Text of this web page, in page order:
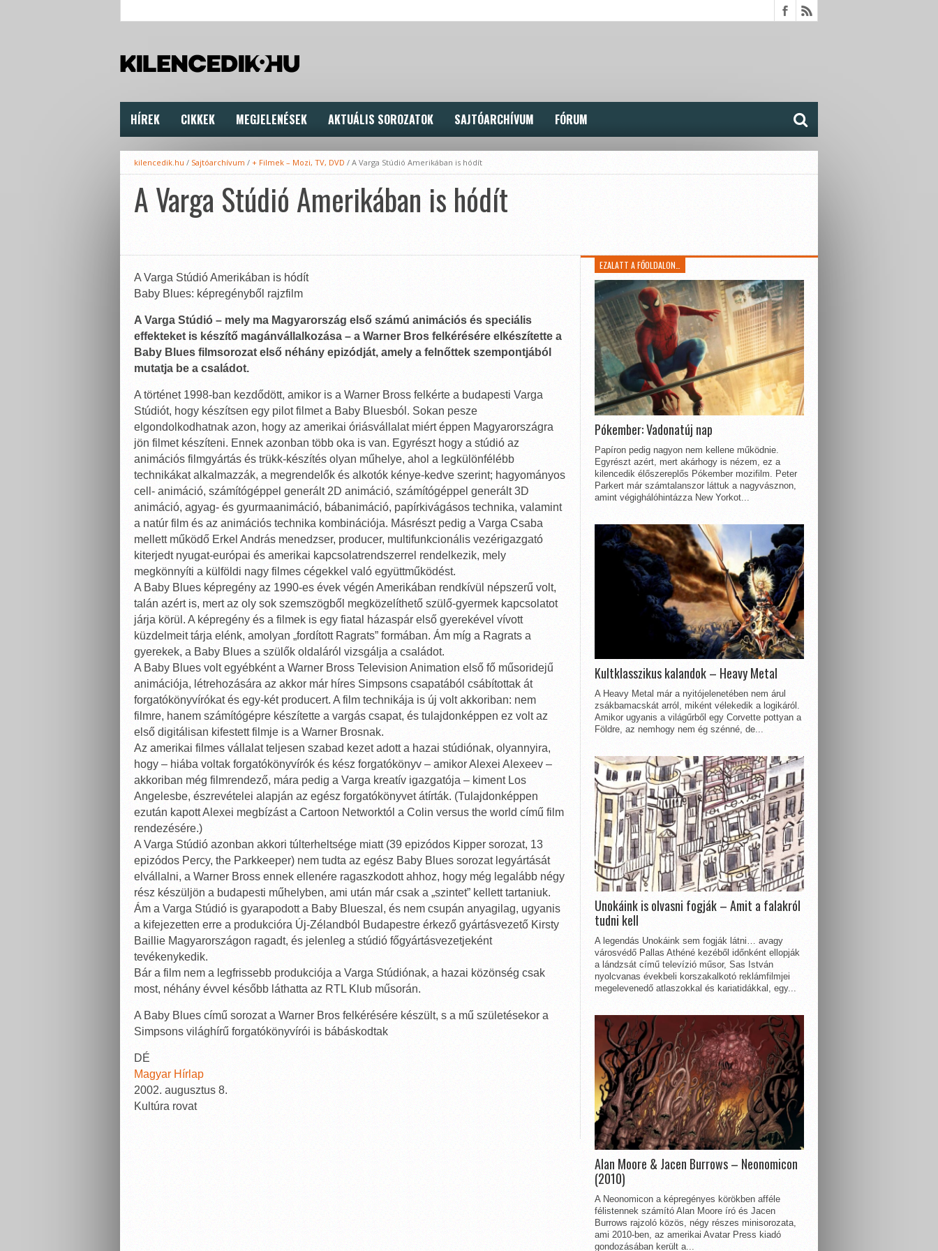
HÍREK CIKKEK MEGJELENÉSEK AKTUÁLIS SOROZATOK SAJTÓARCHÍVUM FÓRUM
kilencedik.hu / Sajtóarchívum / + Filmek – Mozi, TV, DVD / A Varga Stúdió Amerikában is hódít
A Varga Stúdió Amerikában is hódít
A Varga Stúdió Amerikában is hódít
Baby Blues: képregényből rajzfilm
A Varga Stúdió – mely ma Magyarország első számú animációs és speciális
effekteket is készítő magánvállalkozása – a Warner Bros felkérésére elkészítette a
Baby Blues filmsorozat első néhány epizódját, amely a felnőttek szempontjából
mutatja be a családot.
A történet 1998-ban kezdődött, amikor is a Warner Bross felkérte a budapesti Varga
Stúdiót, hogy készítsen egy pilot filmet a Baby Bluesból. Sokan pesze
elgondolkodhatnak azon, hogy az amerikai óriásvállalat miért éppen Magyarországra
jön filmet készíteni. Ennek azonban több oka is van. Egyrészt hogy a stúdió az
animációs filmgyártás és trükk-készítés olyan műhelye, ahol a legkülönfélébb
technikákat alkalmazzák, a megrendelők és alkotók kénye-kedve szerint; hagyományos
cell- animáció, számítógéppel generált 2D animáció, számítógéppel generált 3D
animáció, agyag- és gyurmaanimáció, bábanimáció, papírkivágásos technika, valamint
a natúr film és az animációs technika kombinációja. Másrészt pedig a Varga Csaba
mellett működő Erkel András menedzser, producer, multifunkcionális vezérigazgató
kiterjedt nyugat-európai és amerikai kapcsolatrendszerrel rendelkezik, mely
megkönnyíti a külföldi nagy filmes cégekkel való együttműködést.
A Baby Blues képregény az 1990-es évek végén Amerikában rendkívül népszerű volt,
talán azért is, mert az oly sok szemszögből megközelíthető szülő-gyermek kapcsolatot
járja körül. A képregény és a filmek is egy fiatal házaspár első gyerekével vívott
küzdelmeit tárja elénk, amolyan „fordított Ragrats” formában. Ám míg a Ragrats a
gyerekek, a Baby Blues a szülők oldaláról vizsgálja a családot.
A Baby Blues volt egyébként a Warner Bross Television Animation első fő műsoridejű
animációja, létrehozására az akkor már híres Simpsons csapatából csábítottak át
forgatókönyvírókat és egy-két producert. A film technikája is új volt akkoriban: nem
filmre, hanem számítógépre készítette a vargás csapat, és tulajdonképpen ez volt az
első digitálisan kifestett filmje is a Warner Brosnak.
Az amerikai filmes vállalat teljesen szabad kezet adott a hazai stúdiónak, olyannyira,
hogy – hiába voltak forgatókönyvírók és kész forgatókönyv – amikor Alexei Alexeev –
akkoriban még filmrendező, mára pedig a Varga kreatív igazgatója – kiment Los
Angelesbe, észrevételei alapján az egész forgatókönyvet átírták. (Tulajdonképpen
ezután kapott Alexei megbízást a Cartoon Networktól a Colin versus the world című film
rendezésére.)
A Varga Stúdió azonban akkori túlterheltsége miatt (39 epizódos Kipper sorozat, 13
epizódos Percy, the Parkkeeper) nem tudta az egész Baby Blues sorozat legyártását
elvállalni, a Warner Bross ennek ellenére ragaszkodott ahhoz, hogy még legalább négy
rész készüljön a budapesti műhelyben, ami után már csak a „szintet” kellett tartaniuk.
Ám a Varga Stúdió is gyarapodott a Baby Blueszal, és nem csupán anyagilag, ugyanis
a kifejezetten erre a produkcióra Új-Zélandból Budapestre érkező gyártásvezető Kirsty
Baillie Magyarországon ragadt, és jelenleg a stúdió főgyártásvezetjeként
tevékenykedik.
Bár a film nem a legfrissebb produkciója a Varga Stúdiónak, a hazai közönség csak
most, néhány évvel később láthatta az RTL Klub műsorán.
A Baby Blues című sorozat a Warner Bros felkérésére készült, s a mű születésekor a
Simpsons világhírű forgatókönyvírói is bábáskodtak
DÉ
Magyar Hírlap
2002. augusztus 8.
Kultúra rovat
EZALATT A FŐOLDALON…
Pókember: Vadonatúj nap
Papíron pedig nagyon nem kellene működnie.
Egyrészt azért, mert akárhogy is nézem, ez a
kilencedik élőszereplős Pókember mozifilm. Peter
Parkert már számtalanszor láttuk a nagyvásznon,
amint végighálóhintázza New Yorkot...
Kultklasszikus kalandok – Heavy Metal
A Heavy Metal már a nyitójelenetében nem árul
zsákbamacskát arról, miként vélekedik a logikáról.
Amikor ugyanis a világűrből egy Corvette pottyan a
Földre, az nemhogy nem ég szénné, de...
Unokáink is olvasni fogják – Amit a falakról
tudni kell
A legendás Unokáink sem fogják látni… avagy
városvédő Pallas Athéné kezéből időnként ellopják
a lándzsát című televízió műsor, Sas István
nyolcvanas évekbeli korszakalkotó reklámfilmjei
megelevenedő atlaszokkal és kariatidákkal, egy...
Alan Moore & Jacen Burrows – Neonomicon
(2010)
A Neonomicon a képregényes körökben afféle
félistennek számító Alan Moore író és Jacen
Burrows rajzoló közös, négy részes minisorozata,
ami 2010-ben, az amerikai Avatar Press kiadó
gondozásában került a...